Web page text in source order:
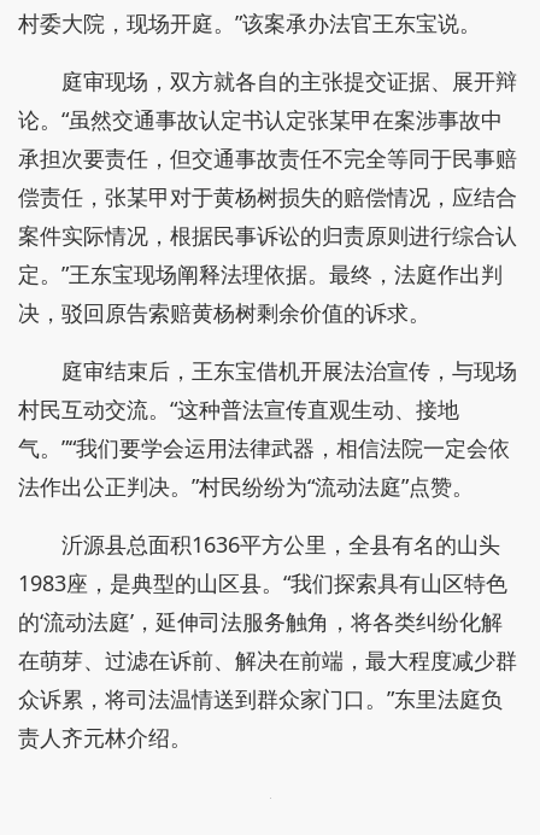
村委大院，现场开庭。”该案承办法官王东宝说。
庭审现场，双方就各自的主张提交证据、展开辩
论。“虽然交通事故认定书认定张某甲在案涉事故中
承担次要责任，但交通事故责任不完全等同于民事赔
偿责任，张某甲对于黄杨树损失的赔偿情况，应结合
案件实际情况，根据民事诉讼的归责原则进行综合认
定。”王东宝现场阐释法理依据。最终，法庭作出判
决，驳回原告索赔黄杨树剩余价值的诉求。
庭审结束后，王东宝借机开展法治宣传，与现场
村民互动交流。“这种普法宣传直观生动、接地
气。”“我们要学会运用法律武器，相信法院一定会依
法作出公正判决。”村民纷纷为“流动法庭”点赞。
沂源县总面积1636平方公里，全县有名的山头
1983座，是典型的山区县。“我们探索具有山区特色
的‘流动法庭’，延伸司法服务触角，将各类纠纷化解
在萌芽、过滤在诉前、解决在前端，最大程度减少群
众诉累，将司法温情送到群众家门口。”东里法庭负
责人齐元林介绍。